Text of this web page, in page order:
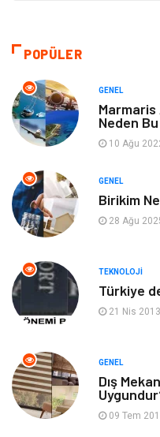
Emlak
Bilgisayar & Yazılım
Mobilya
Tatil
Webmaster Araçları
Görsel
Hediyelik Eşya
POPÜLER
GENEL
Neden
10 Ağu
GENEL
Birikim
28 Ağu
TEKNOLOJI
Türkiye
21 Nis
GENEL
Dış
09 Tem